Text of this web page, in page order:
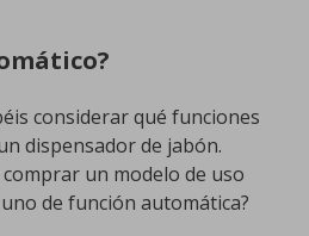
considerar qué funciones
dispensador de jabón.
un modelo de uso
de función automática?